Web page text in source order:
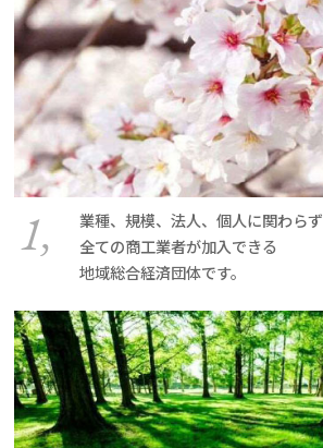
1,
業種、規模、法人、個人に関わらず
全ての商工業者が加入できる
地域総合経済団体です。